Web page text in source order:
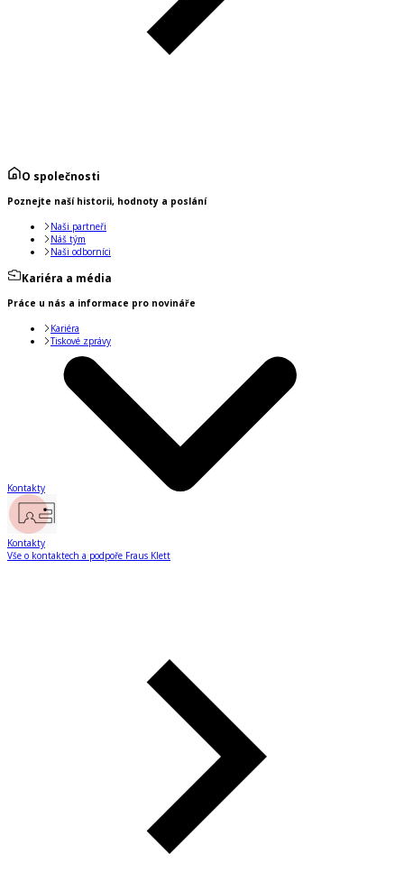
O společnosti
Poznejte naší historii, hodnoty a poslání
Naši partneři
Náš tým
Naši odborníci
Kariéra a média
Práce u nás a informace pro novináře
Kariéra
Tiskové zprávy
Kontakty
Kontakty
Vše o kontaktech a podpoře Fraus Klett